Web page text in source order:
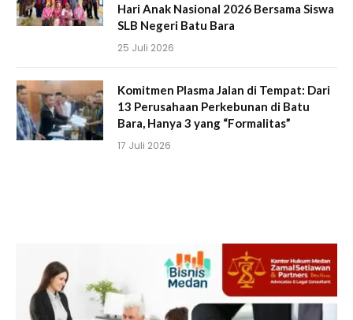
Hari Anak Nasional 2026 Bersama Siswa
SLB Negeri Batu Bara
25 Juli 2026
Komitmen Plasma Jalan di Tempat: Dari
13 Perusahaan Perkebunan di Batu
Bara, Hanya 3 yang “Formalitas”
17 Juli 2026